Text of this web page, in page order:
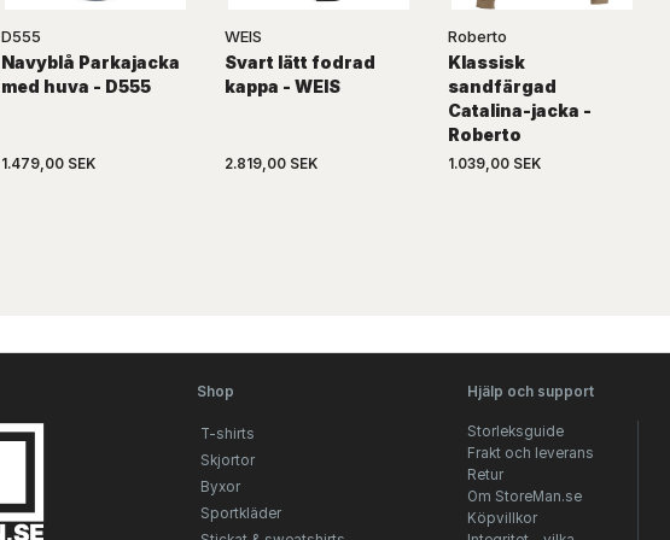
D555
Navyblå Parkajacka
med huva - D555
1.479,00 SEK
WEIS
Svart lätt fodrad
kappa - WEIS
2.819,00 SEK
Roberto
Klassisk
sandfärgad
Catalina-jacka -
Roberto
1.039,00 SEK
Shop
T-shirts
Skjortor
Byxor
Sportkläder
Hjälp och support
Storleksguide
Frakt och leverans
Retur
Om StoreMan.se
Köpvillkor